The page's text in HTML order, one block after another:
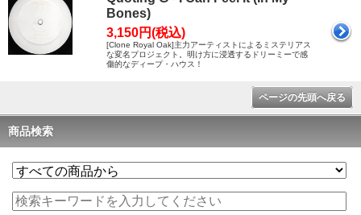
Bones)
3,150円(税込)
[Clone Royal Oak]主力アーティストによるミステリアス
な変名プロジェクト。明け方に浸透するドリーミーで感
傷的なディープ・ハウス！
ページの先頭へ戻る
商品検索